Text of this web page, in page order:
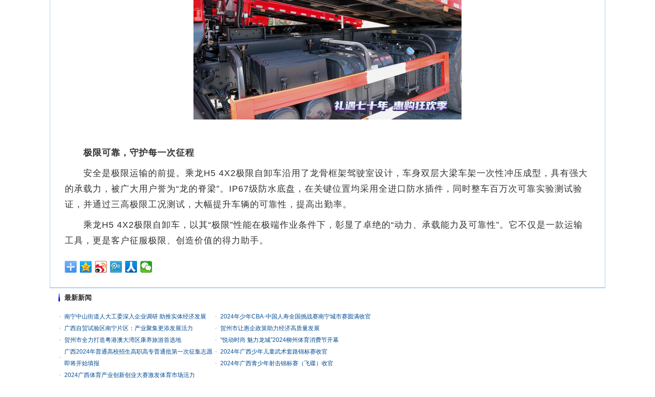
极限可靠，守护每一次征程
安全是极限运输的前提。乘龙H5 4X2极限自卸车沿用了龙骨框架驾驶室设计，车身双层大梁车架一次性冲压成型，具有强大
的承载力，被广大用户誉为“龙的脊梁”。IP67级防水底盘，在关键位置均采用全进口防水插件，同时整车百万次可靠实验测试验
证，并通过三高极限工况测试，大幅提升车辆的可靠性，提高出勤率。
乘龙H5 4X2极限自卸车，以其“极限”性能在极端作业条件下，彰显了卓绝的“动力、承载能力及可靠性”。它不仅是一款运输
工具，更是客户征服极限、创造价值的得力助手。
最新新闻
南宁中山街道人大工委深入企业调研 助推实体经济发展
2024年少年CBA·中国人寿全国挑战赛南宁城市赛圆满收官
广西自贸试验区南宁片区：产业聚集更添发展活力
贺州市让惠企政策助力经济高质量发展
贺州市全力打造粤港澳大湾区康养旅游首选地
“悦动时尚 魅力龙城”2024柳州体育消费节开幕
广西2024年普通高校招生高职高专普通批第一次征集志愿
即将开始填报
2024年广西少年儿童武术套路锦标赛收官
2024年广西青少年射击锦标赛（飞碟）收官
2024广西体育产业创新创业大赛激发体育市场活力